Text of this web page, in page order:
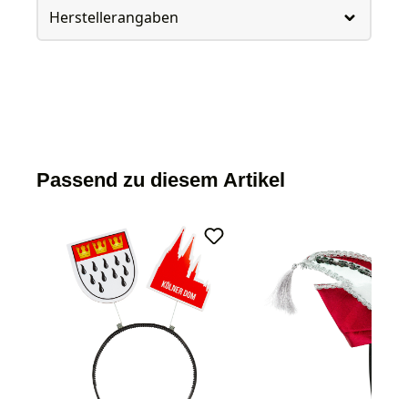
Herstellerangaben
Passend zu diesem Artikel